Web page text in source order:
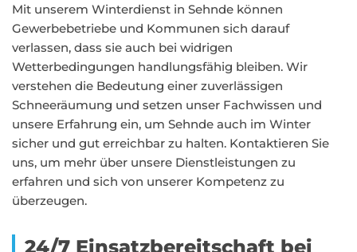
Mit unserem Winterdienst in Sehnde können
Gewerbebetriebe und Kommunen sich darauf
verlassen, dass sie auch bei widrigen
Wetterbedingungen handlungsfähig bleiben. Wir
verstehen die Bedeutung einer zuverlässigen
Schneeräumung und setzen unser Fachwissen und
unsere Erfahrung ein, um Sehnde auch im Winter
sicher und gut erreichbar zu halten. Kontaktieren Sie
uns, um mehr über unsere Dienstleistungen zu
erfahren und sich von unserer Kompetenz zu
überzeugen.
24/7 Einsatzbereitschaft bei